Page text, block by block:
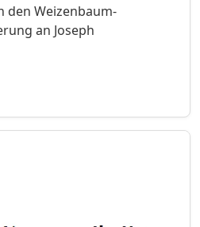
den Weizenbaum-
an Joseph